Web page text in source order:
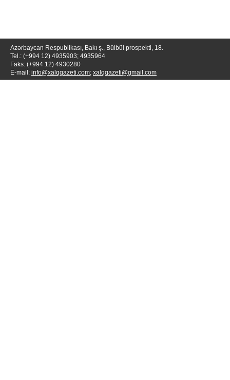
Azərbaycan Respublikası, Bakı ş., Bülbül prospekti, 18.
Tel.: (+994 12) 4935903; 4935964
Faks: (+994 12) 4930280
E-mail: info@xalqqazeti.com; xalqqazeti@gmail.com